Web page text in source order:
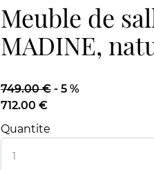
Meuble de
MADINE,
749.00 € - 5 %
712.00 €
Quantite